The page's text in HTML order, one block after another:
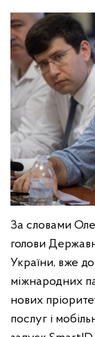
За словами
голови
України, вже
міжнародних
нових
послуг і